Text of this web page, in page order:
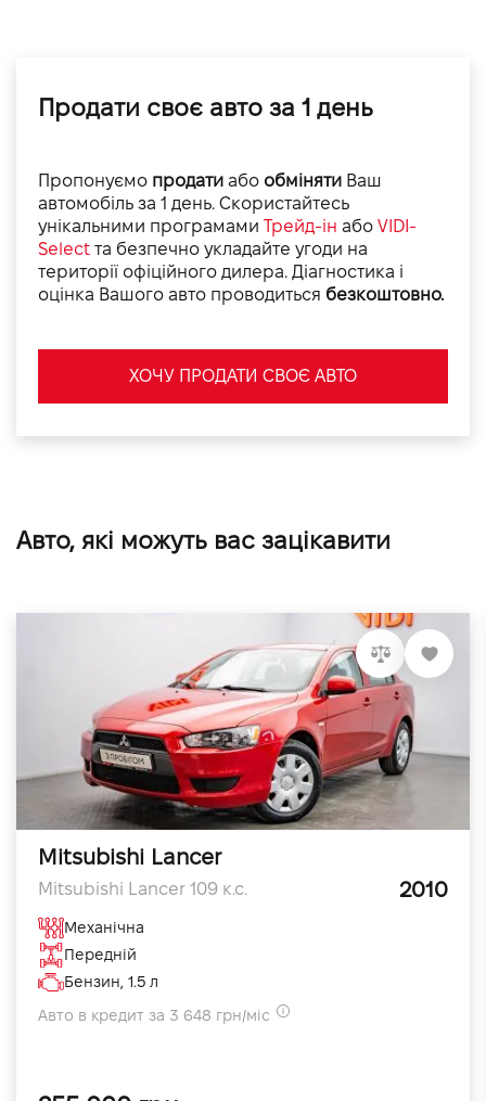
Продати своє авто за 1 день
Пропонуємо продати або обміняти Ваш
автомобіль за 1 день. Скористайтесь
унікальними програмами Трейд-ін або VIDI-
Select та безпечно укладайте угоди на
території офіційного дилера. Діагностика і
оцінка Вашого авто проводиться безкоштовно.
ХОЧУ ПРОДАТИ СВОЄ АВТО
Авто, які можуть вас зацікавити
Mitsubishi Lancer
Mitsubishi Lancer 109 к.с. 2010
Механічна
Передній
Бензин, 1.5 л
Авто в кредит за 3 648 грн/міс